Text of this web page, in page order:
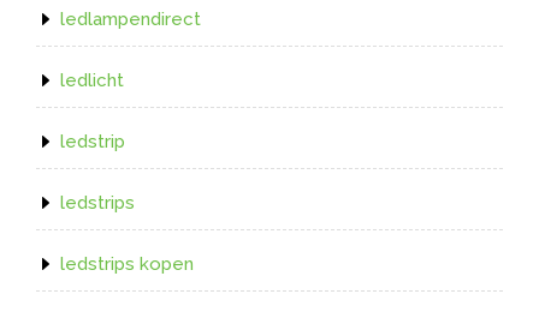
ledlampendirect
ledlicht
ledstrip
ledstrips
ledstrips kopen